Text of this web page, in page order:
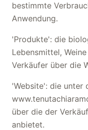
bestimmte
Anwendung.
'Produkte': die
Lebensmittel,
Verkäufer über die
'Website': die unter
über die der
anbietet.